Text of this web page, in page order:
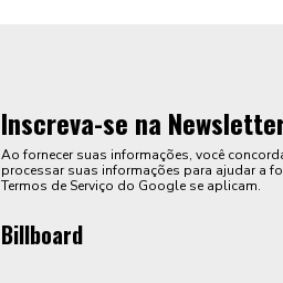
Inscreva-se na
Ao fornecer suas informações, você
processar suas informações para ajudar a
Termos de Serviço do Google se aplicam.
Billboard